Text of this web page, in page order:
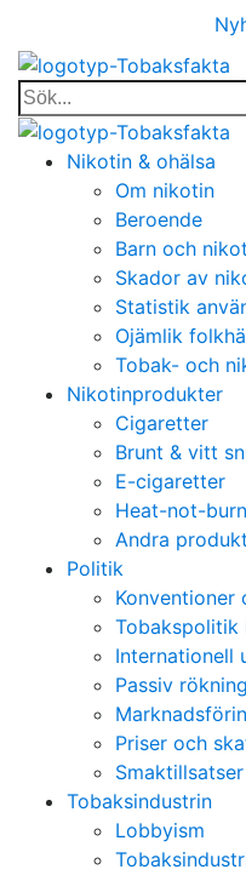
Nikotin & ohälsa
Om nikotin
Beroende
Barn och
Skador av
Statistik
Ojämlik
Tobak- och
Nikotinprodukter
Cigaretter
Brunt & vitt
E-cigaretter
Heat-not-burn
Andra
Politik
Konventioner
Tobakspolitik
Internationell
Passiv rökning
Priser och
Smaktillsatser
Tobaksindustrin
Lobbyism